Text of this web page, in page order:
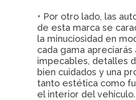
• Por otro lado, las
de esta marca se
la minuciosidad en
cada gama apreciarás
impecables, detalles
bien cuidados y una
tanto estética como
el interior del vehículo.